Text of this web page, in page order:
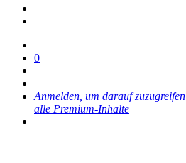
0
Anmelden, um darauf zuzugreifen
alle Premium-Inhalte